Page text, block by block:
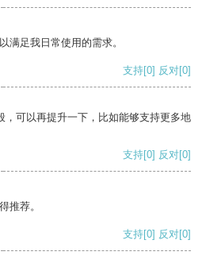
满足我日常使用的需求。
支持[0] 反对[0]
，可以再提升一下，比如能够支持更多地
支持[0] 反对[0]
推荐。
支持[0] 反对[0]